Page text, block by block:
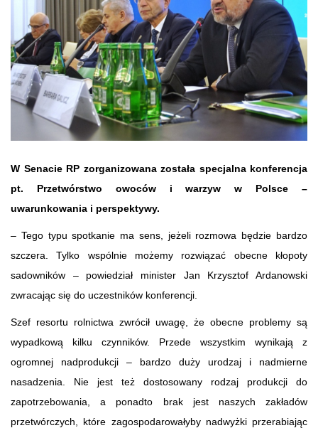
W Senacie RP zorganizowana została specjalna konferencja
pt. Przetwórstwo owoców i warzyw w Polsce –
uwarunkowania i perspektywy.
– Tego typu spotkanie ma sens, jeżeli rozmowa będzie bardzo
szczera. Tylko wspólnie możemy rozwiązać obecne kłopoty
sadowników – powiedział minister Jan Krzysztof Ardanowski
zwracając się do uczestników konferencji.
Szef resortu rolnictwa zwrócił uwagę, że obecne problemy są
wypadkową kilku czynników. Przede wszystkim wynikają z
ogromnej nadprodukcji – bardzo duży urodzaj i nadmierne
nasadzenia. Nie jest też dostosowany rodzaj produkcji do
zapotrzebowania, a ponadto brak jest naszych zakładów
przetwórczych, które zagospodarowałyby nadwyżki przerabiając